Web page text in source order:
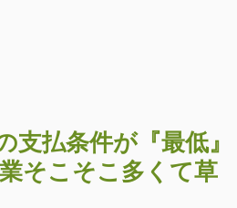
支払条件が『最低』
そこそこ多くて草